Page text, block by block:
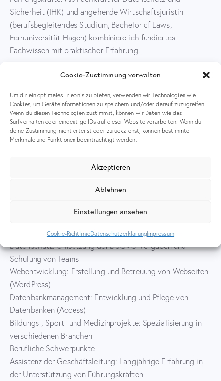
Cookie-Zustimmung verwalten
Um dir ein optimales Erlebnis zu bieten, verwenden wir Technologien wie
Cookies, um Geräteinformationen zu speichern und/oder darauf zuzugreifen.
Wenn du diesen Technologien zustimmst, können wir Daten wie das
Surfverhalten oder eindeutige IDs auf dieser Website verarbeiten. Wenn du
deine Zustimmung nicht erteilst oder zurückziehst, können bestimmte
Merkmale und Funktionen beeinträchtigt werden.
Akzeptieren
Ablehnen
Einstellungen ansehen
Cookie-RichtlinieDatenschutzerklärungImpressum
Sicherheit (IHK) und angehende Wirtschaftsjuristin
(berufsbegleitendes Studium, Bachelor of Laws,
Fernuniversität Hagen) kombiniere ich fundiertes
Fachwissen mit praktischer Erfahrung.
Ich habe erfolgreich Projekte und Veranstaltungen in den
organisiert und geleitet. Meine Fähigkeiten in
Datenbankprogrammierung (Access) und
Webseitenentwicklung (WordPress) runden mein Profil ab.
Durch meine Expertise im Bereich Datenschutz unterstütze
Projektmanagement: Leitung und Organisation von
Projekten und Veranstaltungen
Optimierung von Arbeitsabläufen
Datenschutz: Umsetzung der DSGVO-Vorgaben und
Schulung von Teams
Webentwicklung: Erstellung und Betreuung von Webseiten
(WordPress)
Datenbankmanagement: Entwicklung und Pflege von
Datenbanken (Access)
Bildungs-, Sport- und Medizinprojekte: Spezialisierung in
verschiedenen Branchen
Berufliche Schwerpunkte
Assistenz der Geschäftsleitung: Langjährige Erfahrung in
der Unterstützung von Führungskräften